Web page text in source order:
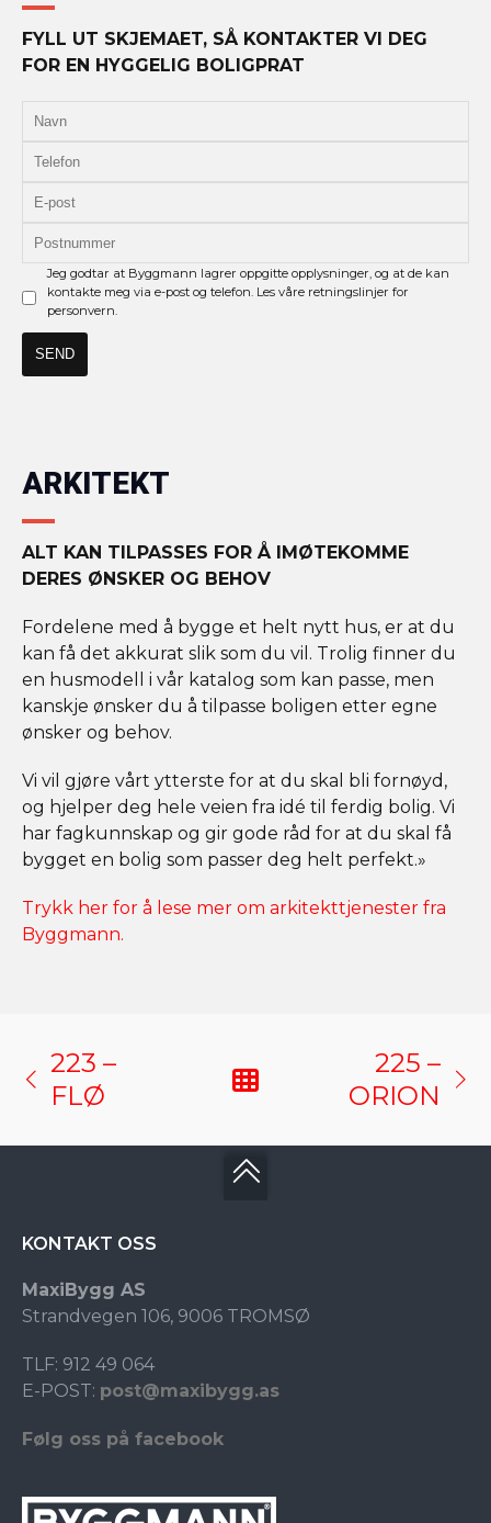
FYLL UT SKJEMAET, SÅ KONTAKTER VI DEG
FOR EN HYGGELIG BOLIGPRAT
Jeg godtar at Byggmann lagrer oppgitte opplysninger, og at de kan
kontakte meg via e-post og telefon. Les våre retningslinjer for
personvern.
ARKITEKT
ALT KAN TILPASSES FOR Å IMØTEKOMME
DERES ØNSKER OG BEHOV
Fordelene med å bygge et helt nytt hus, er at du
kan få det akkurat slik som du vil. Trolig finner du
en husmodell i vår katalog som kan passe, men
kanskje ønsker du å tilpasse boligen etter egne
ønsker og behov.
Vi vil gjøre vårt ytterste for at du skal bli fornøyd,
og hjelper deg hele veien fra idé til ferdig bolig. Vi
har fagkunnskap og gir gode råd for at du skal få
bygget en bolig som passer deg helt perfekt.»
Trykk her for å lese mer om arkitekttjenester fra
Byggmann.
223 –
FLØ
225 –
ORION
KONTAKT OSS
MaxiBygg AS
Strandvegen 106, 9006 TROMSØ
TLF: 912 49 064
E-POST: post@maxibygg.as
Følg oss på facebook